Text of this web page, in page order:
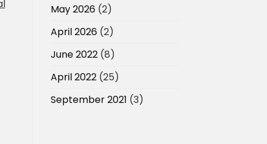
May 2026(2)
April 2026(2)
June 2022(8)
April 2022(25)
September 2021 (3)